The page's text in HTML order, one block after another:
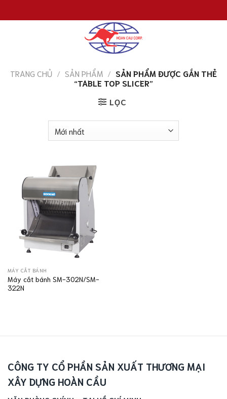
đến
TRANG CHỦ / SẢN PHẨM / SẢN PHẨM ĐƯỢC GẮN THẺ
“TABLE TOP SLICER”
LỌC
MÁY CẮT BÁNH
Máy cắt bánh SM-302N/SM-
322N
CÔNG TY CỔ PHẦN SẢN XUẤT THƯƠNG MẠI
XÂY DỰNG HOÀN CẦU